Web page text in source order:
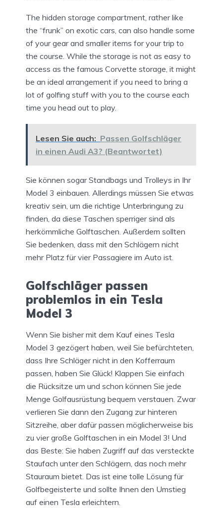
The hidden storage compartment, rather like
the “frunk” on exotic cars, can also handle some
of your gear and smaller items for your trip to
the course. While the storage is not as easy to
access as the famous Corvette storage, it might
be an ideal arrangement if you need to bring a
lot of golfing stuff with you to the course each
time you head out to play.
Lesen Sie auch: Passen Golfschläger
in einen Audi A3? (Beantwortet)
Sie können sogar Standbags und Trolleys in Ihr
Model 3 einbauen. Allerdings müssen Sie etwas
kreativ sein, um die richtige Unterbringung zu
finden, da diese Taschen sperriger sind als
herkömmliche Golftaschen. Außerdem sollten
Sie bedenken, dass mit den Schlägern nicht
mehr Platz für vier Passagiere im Auto ist.
Golfschläger passen
problemlos in ein Tesla
Model 3
Wenn Sie bisher mit dem Kauf eines Tesla
Model 3 gezögert haben, weil Sie befürchteten,
dass Ihre Schläger nicht in den Kofferraum
passen, haben Sie Glück! Klappen Sie einfach
die Rücksitze um und schon können Sie jede
Menge Golfausrüstung bequem verstauen. Zwar
verlieren Sie dann den Zugang zur hinteren
Sitzreihe, aber dafür passen möglicherweise bis
zu vier große Golftaschen in ein Model 3! Und
das Beste: Sie haben Zugriff auf das versteckte
Staufach unter den Schlägern, das noch mehr
Stauraum bietet. Das ist eine tolle Lösung für
Golfbegeisterte und sollte Ihnen den Umstieg
auf einen Tesla erleichtern.